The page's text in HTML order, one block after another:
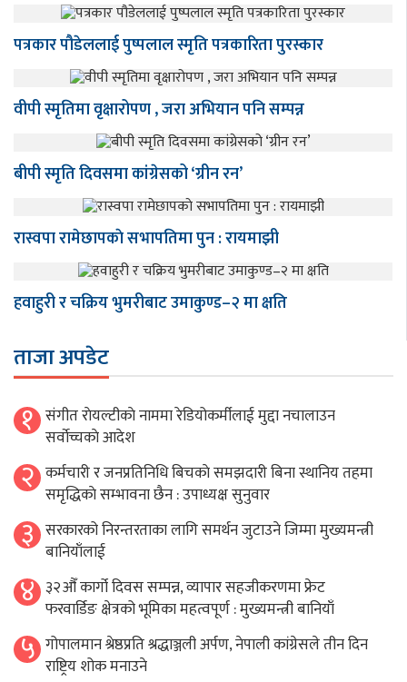
पत्रकार पौडेललाई पुष्पलाल स्मृति पत्रकारिता पुरस्कार
वीपी स्मृतिमा वृक्षारोपण , जरा अभियान पनि सम्पन्न
बीपी स्मृति दिवसमा कांग्रेसको ‘ग्रीन रन’
रास्वपा रामेछापकाे सभापतिमा पुन : रायमाझी
हवाहुरी र चक्रिय भुमरीबाट उमाकुण्ड–२ मा क्षति
ताजा अपडेट
१ संगीत राेयल्टीकाे नाममा रेडियोकर्मीलाई मुद्दा नचालाउन
सर्वाेच्चकाे आदेश
२ कर्मचारी र जनप्रतिनिधि बिचकाे समझदारी बिना स्थानिय तहमा
समृद्धिकाे सम्भावना छैन : उपाध्यक्ष सुनुवार
३ सरकारको निरन्तरताका लागि समर्थन जुटाउने जिम्मा मुख्यमन्त्री
बानियाँलाई
४ ३२औँ कार्गो दिवस सम्पन्न, व्यापार सहजीकरणमा फ्रेट
फरवार्डिङ क्षेत्रको भूमिका महत्वपूर्ण : मुख्यमन्त्री बानियाँ
५ गोपालमान श्रेष्ठप्रति श्रद्धाञ्जली अर्पण, नेपाली कांग्रेसले तीन दिन
राष्ट्रिय शोक मनाउने